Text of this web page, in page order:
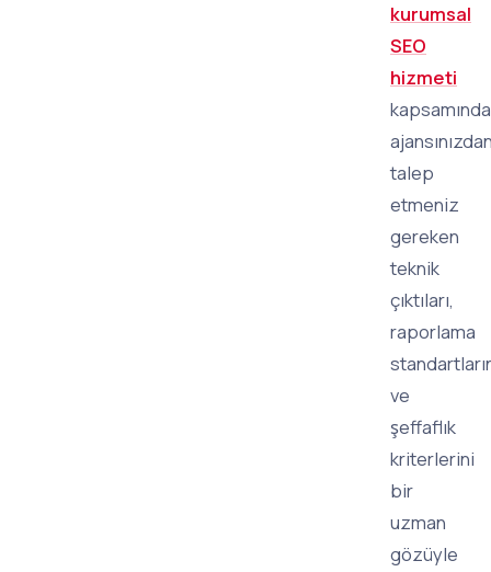
kurumsal
SEO
hizmeti
kapsamında
talep
etmeniz
gereken
teknik
çıktıları,
raporlama
ve
şeffaflık
kriterlerini
bir
uzman
gözüyle